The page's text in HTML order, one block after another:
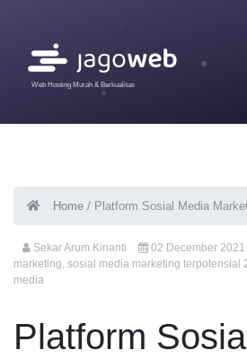
Web Hosting Murah & Berkualitas
Home / Platform Sosial Media
Sekar Arum Kinanti 02 December 2021
marketing, sosial media marketing terpotensial
media
Platform